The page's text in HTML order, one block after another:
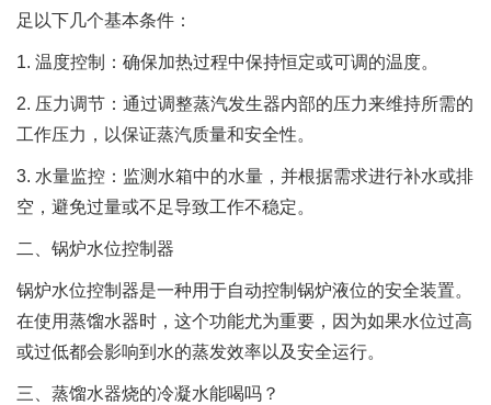
足以下几个基本条件：
1. 温度控制：确保加热过程中保持恒定或可调的温度。
2. 压力调节：通过调整蒸汽发生器内部的压力来维持所需的
工作压力，以保证蒸汽质量和安全性。
3. 水量监控：监测水箱中的水量，并根据需求进行补水或排
空，避免过量或不足导致工作不稳定。
二、锅炉水位控制器
锅炉水位控制器是一种用于自动控制锅炉液位的安全装置。
在使用蒸馏水器时，这个功能尤为重要，因为如果水位过高
或过低都会影响到水的蒸发效率以及安全运行。
三、蒸馏水器烧的冷凝水能喝吗？